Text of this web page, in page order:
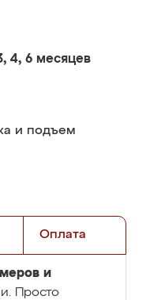
4, 6 месяцев
и подъем
Оплата
и
Просто